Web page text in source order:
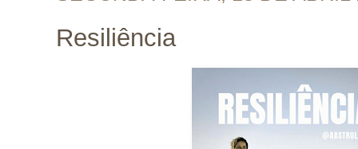
Resiliência